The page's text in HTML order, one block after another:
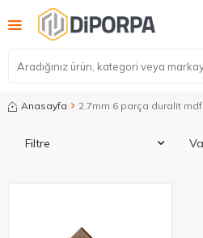
Anasayfa 2.7mm 6 parça duralit mdf
Filtre